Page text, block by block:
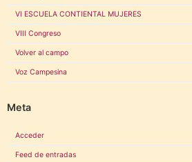
VI ESCUELA CONTIENTAL MUJERES
VIII Congreso
Volver al campo
Voz Campesina
Meta
Acceder
Feed de entradas